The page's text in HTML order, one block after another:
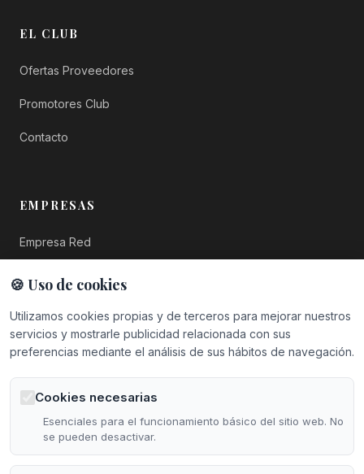
EL CLUB
Ofertas Proveedores
Promotores Club
Contacto
EMPRESAS
Empresa Red
Empresa Plus
Top Empresas
Hazte Socio
CONTACTO
Calle Santo Ángel de la Guarda, 7
22005 Huesca
🍪 Uso de cookies
Utilizamos cookies propias y de terceros para mejorar nuestros
servicios y mostrarle publicidad relacionada con sus
preferencias mediante el análisis de sus hábitos de navegación.
Cookies necesarias
Esenciales para el funcionamiento básico del sitio web. No
se pueden desactivar.